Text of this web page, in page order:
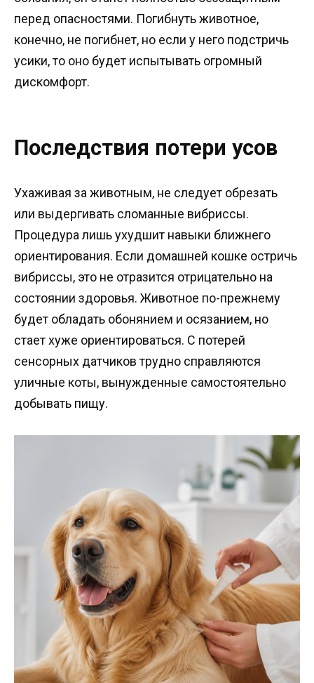
перед опасностями. Погибнуть животное,
конечно, не погибнет, но если у него подстричь
усики, то оно будет испытывать огромный
дискомфорт.
Последствия потери усов
Ухаживая за животным, не следует обрезать
или выдергивать сломанные вибриссы.
Процедура лишь ухудшит навыки ближнего
ориентирования. Если домашней кошке остричь
вибриссы, это не отразится отрицательно на
состоянии здоровья. Животное по-прежнему
будет обладать обонянием и осязанием, но
стает хуже ориентироваться. С потерей
сенсорных датчиков трудно справляются
уличные коты, вынужденные самостоятельно
добывать пищу.